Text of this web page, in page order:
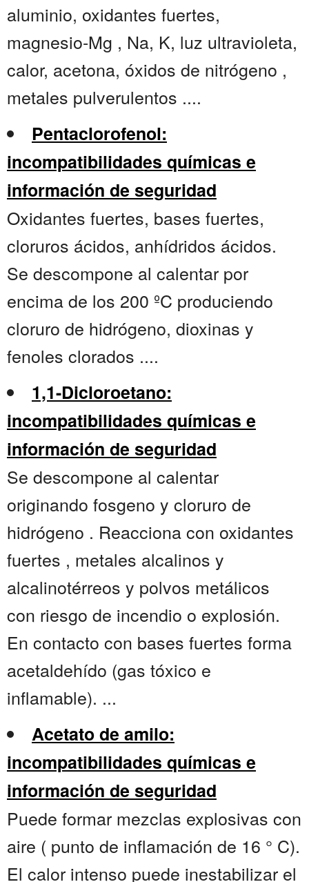
aluminio, oxidantes fuertes,
magnesio-Mg , Na, K, luz ultravioleta,
calor, acetona, óxidos de nitrógeno ,
metales pulverulentos ....
Pentaclorofenol:
incompatibilidades químicas e
información de seguridad
Oxidantes fuertes, bases fuertes,
cloruros ácidos, anhídridos ácidos.
Se descompone al calentar por
encima de los 200 ºC produciendo
cloruro de hidrógeno, dioxinas y
fenoles clorados ....
1,1-Dicloroetano:
incompatibilidades químicas e
información de seguridad
Se descompone al calentar
originando fosgeno y cloruro de
hidrógeno . Reacciona con oxidantes
fuertes , metales alcalinos y
alcalinotérreos y polvos metálicos
con riesgo de incendio o explosión.
En contacto con bases fuertes forma
acetaldehído (gas tóxico e
inflamable). ...
Acetato de amilo:
incompatibilidades químicas e
información de seguridad
Puede formar mezclas explosivas con
aire ( punto de inflamación de 16 ° C).
El calor intenso puede inestabilizar el